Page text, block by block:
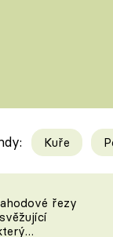
ŠÉF!
Kuře
řezy